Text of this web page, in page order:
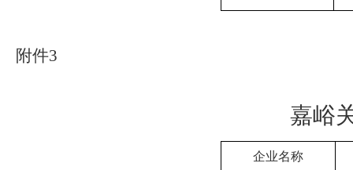
附件3
嘉峪
企业名称